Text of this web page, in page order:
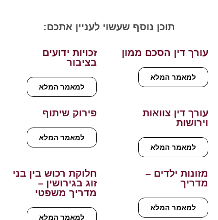
תוכן נוסף שעשוי לעניין אתכם:
עורך דין הסכם ממון
למאמר המלא
זכויות ידועים
בציבור
למאמר המלא
עורך דין צוואות
וירושות
למאמר המלא
פירוק שיתוף
למאמר המלא
מזונות ילדים –
מדריך
למאמר המלא
חלוקת רכוש בין בני
זוג בגירושין –
מדריך משפטי
למאמר המלא